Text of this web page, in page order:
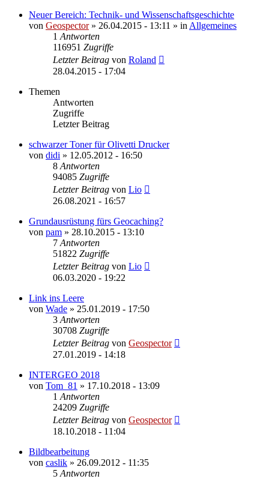
Neuer Bereich: Technik- und Wissenschaftsgeschichte
von Geospector» 26.04.2015 - 13:11 » in Allgemeines
1 Antworten
116951 Zugriffe
Letzter Beitrag von Roland
28.04.2015 - 17:04
Themen
Antworten
Zugriffe
Letzter Beitrag
schwarzer Toner für Olivetti Drucker
von didi » 12.05.2012 - 16:50
8 Antworten
94085 Zugriffe
Letzter Beitrag von Lio
26.08.2021 - 16:57
Grundausrüstung fürs Geocaching?
von pam » 28.10.2015 - 13:10
7 Antworten
51822 Zugriffe
Letzter Beitrag von Lio
06.03.2020 - 19:22
Link ins Leere
von Wade » 25.01.2019 - 17:50
3 Antworten
30708 Zugriffe
Letzter Beitrag von Geospector
27.01.2019 - 14:18
INTERGEO 2018
von Tom_81 » 17.10.2018 - 13:09
1 Antworten
24209 Zugriffe
Letzter Beitrag von Geospector
18.10.2018 - 11:04
Bildbearbeitung
von caslik » 26.09.2012 - 11:35
5 Antworten